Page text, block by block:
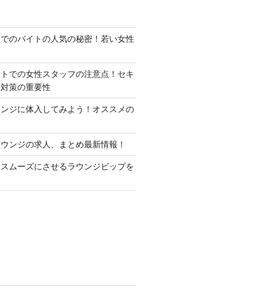
のバイトの人気の秘密！若い女性
での女性スタッフの注意点！セキ
策の重要性
ジに体入してみよう！オススメの
ンジの求人、まとめ最新情報！
ムーズにさせるラウンジビップを